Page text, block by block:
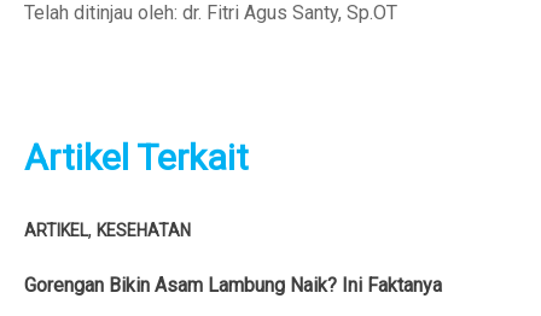
Telah ditinjau oleh: dr. Fitri Agus Santy, Sp.OT
Artikel Terkait
ARTIKEL, KESEHATAN
Gorengan Bikin Asam Lambung Naik? Ini Faktanya